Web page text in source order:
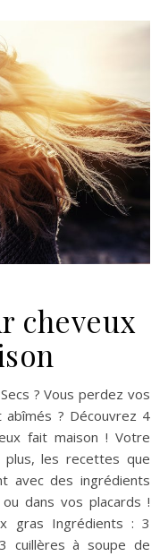
cheveux
? Découvrez 4
fait maison ! Votre
les recettes que
avec des ingrédients
dans vos placards !
gras Ingrédients : 3
cuillères à soupe de